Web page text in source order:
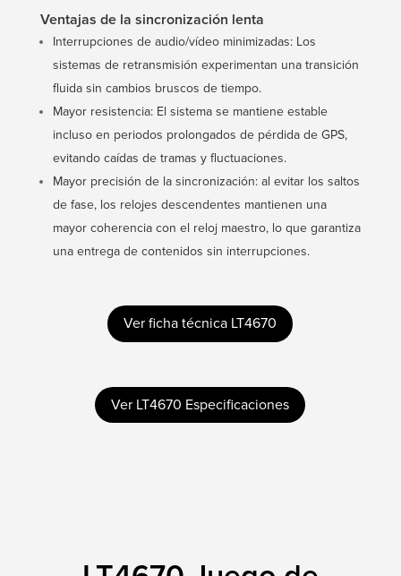
Ventajas de la sincronización lenta
Interrupciones de audio/vídeo minimizadas: Los
sistemas de retransmisión experimentan una transición
fluida sin cambios bruscos de tiempo.
Mayor resistencia: El sistema se mantiene estable
incluso en periodos prolongados de pérdida de GPS,
evitando caídas de tramas y fluctuaciones.
Mayor precisión de la sincronización: al evitar los saltos
de fase, los relojes descendentes mantienen una
mayor coherencia con el reloj maestro, lo que garantiza
una entrega de contenidos sin interrupciones.
Ver ficha técnica LT4670
Ver LT4670 Especificaciones